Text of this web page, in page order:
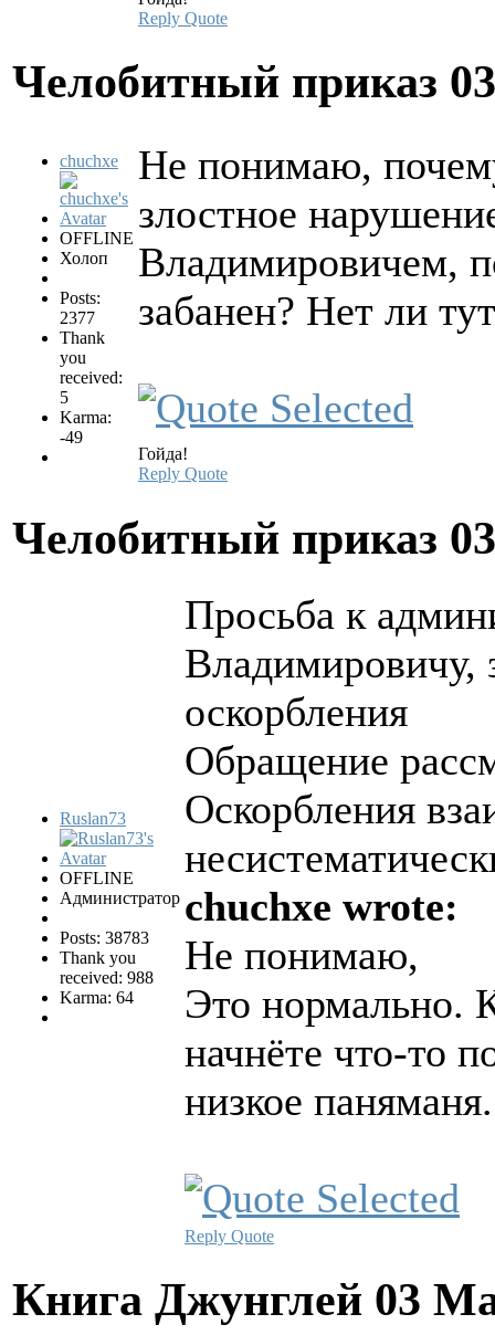
Reply Quote
Челобитный приказ
chuchxe
OFFLINE
Холоп
Posts:
2377
Thank
you
received:
5
Karma:
-49
Не понимаю,
злостное
Владимировичем,
забанен? Нет ли
Гойда!
Reply Quote
Челобитный приказ
Ruslan73
OFFLINE
Администратор
Posts: 38783
Thank you
received: 988
Karma: 64
Просьба к
Владимировичу,
оскорбления
Обращение
Оскорбления
chuchxe wrote:
Не понимаю,
Это нормально.
начнёте что-то
низкое паняманя.
Reply Quote
Книга Джунглей 03